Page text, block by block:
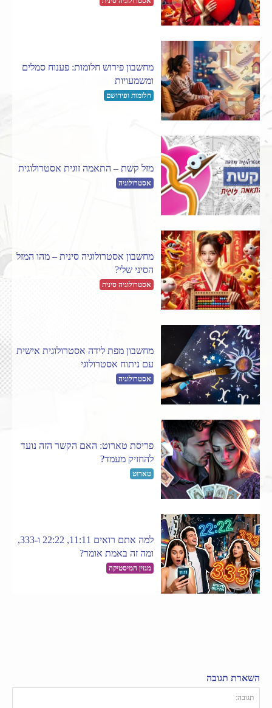
מחשבון פירוש חלומות: פענוח סמלים
ומשמעויות
חלומות ופירושם
מזל קשת – התאמה זוגית אסטרולוגית
אסטרולוגיה
מחשבון אסטרולוגיה סינית – מהו המזל
הסיני שלי?
אסטרולוגיה סינית
מחשבון מפת לידה אסטרולוגית אישית
עם ניתוח אסטרולוגי
אסטרולוגיה
פריסת טארוט: האם הקשר הזה נועד
להחזיק מעמד?
טארוט
למה אתם רואים 11:11, 22:22 ו-333,
ומה זה באמת אומר?
מגזין המיסטיקה
השארת תגובה